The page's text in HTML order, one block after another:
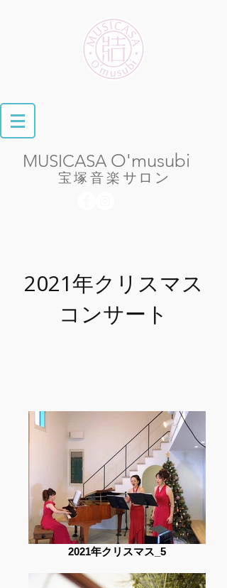
MUSICASA O'musubi
宝塚音楽 サロン
2021年クリスマス
コンサート
2021年クリスマス_5